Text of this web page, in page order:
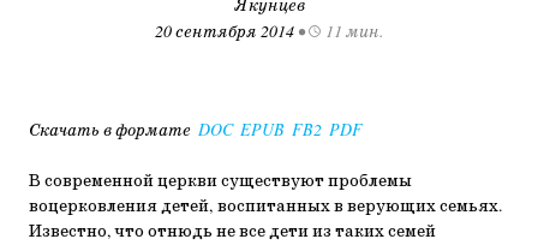
Якунцев
20 сентября 2014• 11 мин.
Скачать в формате DOC EPUB FB2 PDF
В современной церкви существуют проблемы
воцерковления детей, воспитанных в верующих семьях.
Известно, что отнюдь не все дети из таких семей